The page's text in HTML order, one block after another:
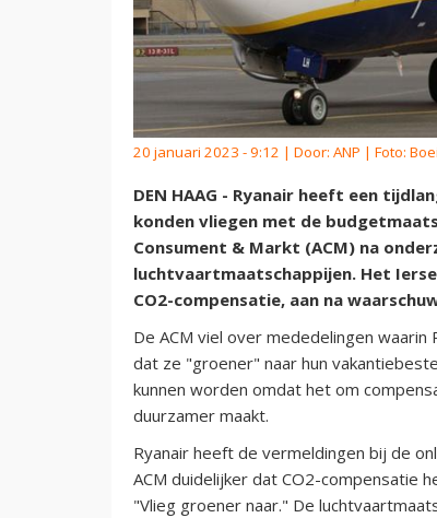
20 januari 2023 - 9:12 | Door: ANP | Foto:
DEN HAAG - Ryanair heeft een
konden vliegen met de
Consument & Markt (ACM) na
luchtvaartmaatschappijen. Het
CO2-compensatie, aan na
De ACM viel over mededelingen
dat ze "groener" naar hun
kunnen worden omdat het om
duurzamer maakt.
Ryanair heeft de vermeldingen bij de
ACM duidelijker dat CO2-compensatie
"Vlieg groener naar." De